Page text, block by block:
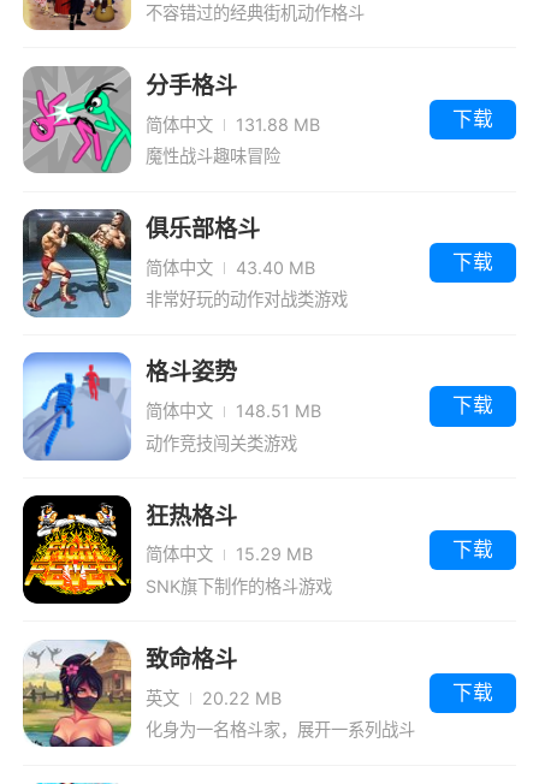
不容错过的经典街机动作格斗
分手格斗
简体中文
131.88 MB
魔性战斗趣味冒险
下载
俱乐部格斗
简体中文
43.40 MB
非常好玩的动作对战类游戏
下载
格斗姿势
简体中文
148.51 MB
动作竞技闯关类游戏
下载
狂热格斗
简体中文
15.29 MB
SNK旗下制作的格斗游戏
下载
致命格斗
英文
20.22 MB
化身为一名格斗家，展开一系列战斗
下载